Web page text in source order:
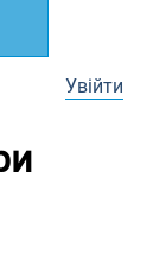
Увійти